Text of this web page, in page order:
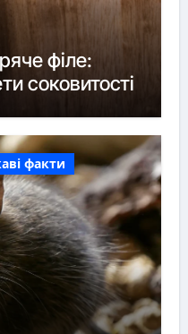
філе:
соковитості
факти